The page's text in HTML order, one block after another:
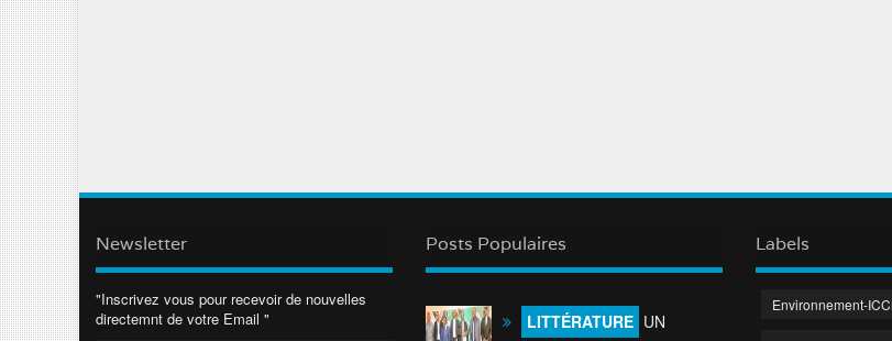
Newsletter
"Inscrivez vous pour recevoir de nouvelles
directemnt de votre Email "
Posts Populaires
LITTÉRATURE UN
Labels
Environnement-